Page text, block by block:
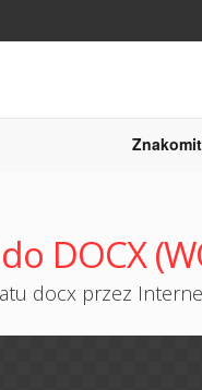
DOCX
docx przez